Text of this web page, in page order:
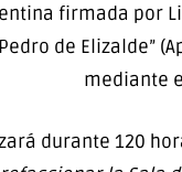
firmada por
de Elizalde”
mediante
durante 120